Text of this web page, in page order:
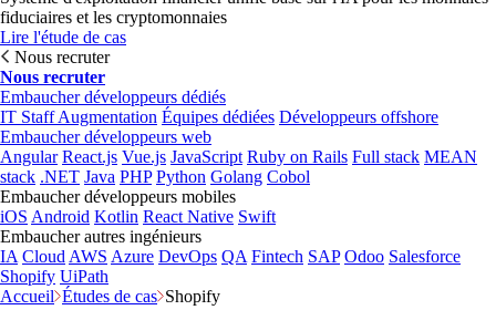
fiduciaires et les cryptomonnaies
Lire l'étude de cas
Nous recruter
Nous recruter
Embaucher développeurs dédiés
IT Staff Augmentation Équipes dédiées Développeurs offshore
Embaucher développeurs web
Angular React.js Vue.js JavaScript Ruby on Rails Full stack MEAN
stack .NET Java PHP Python Golang Cobol
Embaucher développeurs mobiles
iOS Android Kotlin React Native Swift
Embaucher autres ingénieurs
IA Cloud AWS Azure DevOps QA Fintech SAP Odoo Salesforce
Shopify UiPath
Accueil Études de cas Shopify